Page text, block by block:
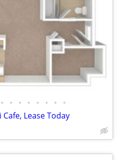
• • • • • • • •
Lease Today